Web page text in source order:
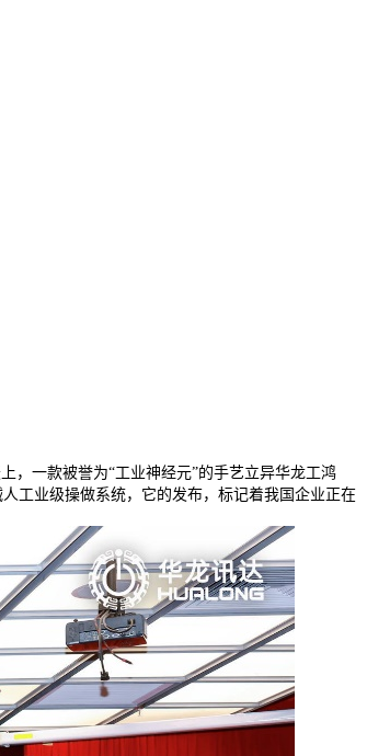
一款被誉为“工业神经元”的手艺立异华龙工鸿
工业级操做系统，它的发布，标记着我国企业正在